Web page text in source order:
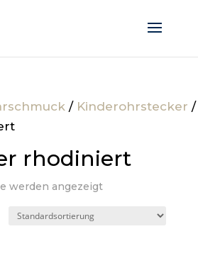
/ Kinderohrstecker /
rhodiniert
werden angezeigt